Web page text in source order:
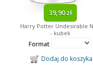
39,90 zł
Harry Potter Undesirable
- kubek
Format
Dodaj do koszyka